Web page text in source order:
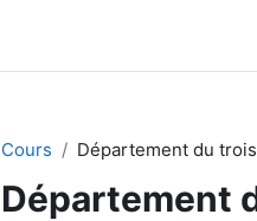
Cours Département du
Département